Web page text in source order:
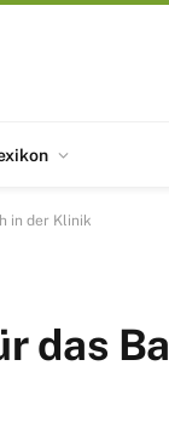
in der Klinik
das